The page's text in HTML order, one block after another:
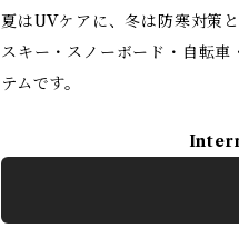
夏はUVケアに、冬は防寒対策
スキー・スノーボード・自転車
テムです。